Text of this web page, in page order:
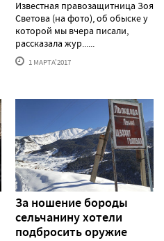
Известная правозащитница Зоя
Светова (на фото), об обыске у
которой мы вчера писали,
рассказала жур......
1 МАРТА'2017
За ношение бороды
сельчанину хотели
подбросить оружие